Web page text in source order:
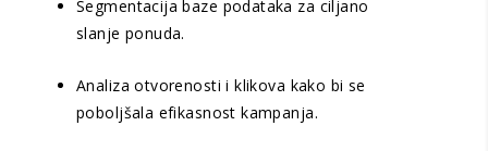
Segmentacija baze podataka za ciljano
slanje ponuda.
Analiza otvorenosti i klikova kako bi se
poboljšala efikasnost kampanja.